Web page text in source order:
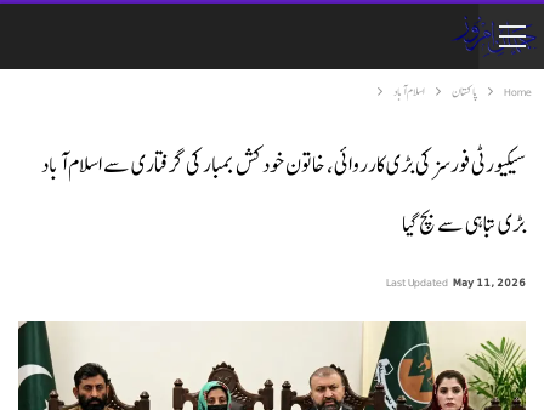
Home پاکستان اسلام آباد
سیکیورٹی فورسز کی بڑی کارروائی، خاتون خودکش بمبار کی گرفتاری سے اسلام آباد
بڑی تباہی سے بچ گیا
Last Updated May 11, 2026